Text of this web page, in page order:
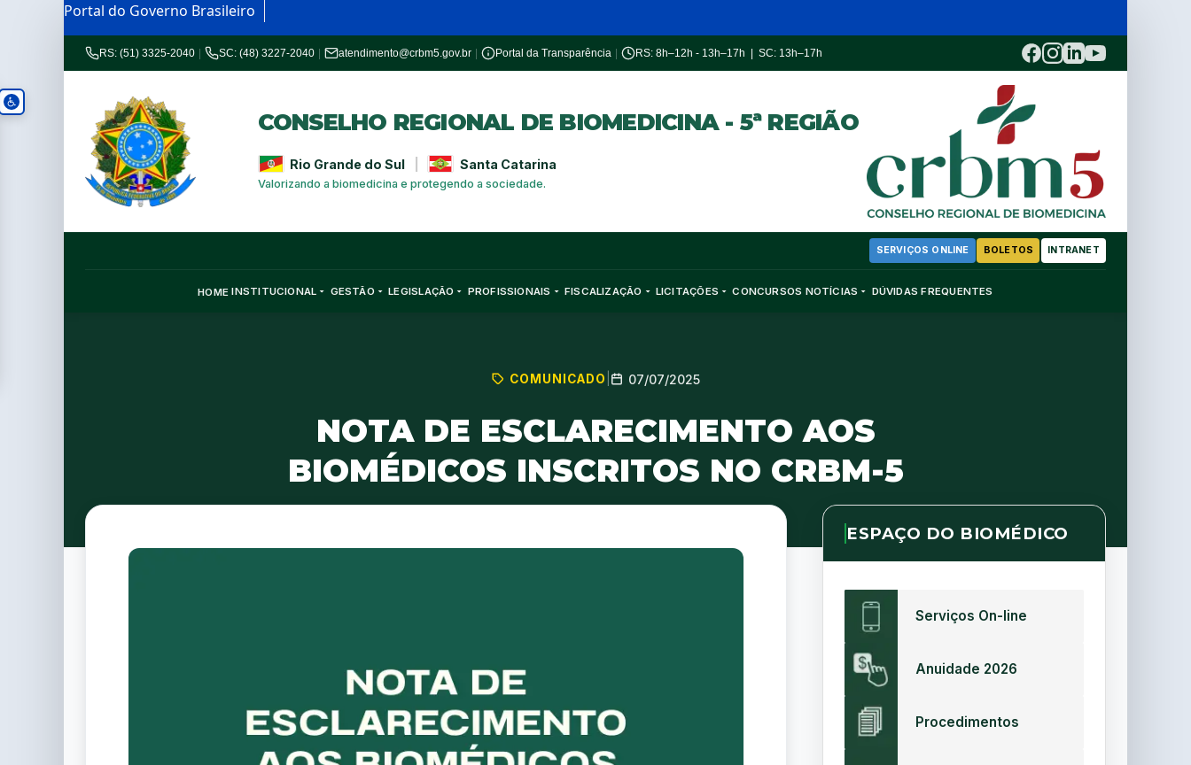
Portal do Governo Brasileiro
RS: (51) 3325-2040 | SC: (48) 3227-2040 | atendimento@crbm5.gov.br | Portal da Transparência | RS: 8h–12h - 13h–17h | SC: 13h–17h
CONSELHO REGIONAL DE BIOMEDICINA - 5ª REGIÃO
Rio Grande do Sul Santa Catarina
Valorizando a biomedicina e protegendo a sociedade.
SERVIÇOS ONLINE BOLETOS INTRANET
HOME INSTITUCIONAL GESTÃO LEGISLAÇÃO PROFISSIONAIS FISCALIZAÇÃO LICITAÇÕES CONCURSOS NOTÍCIAS DÚVIDAS FREQUENTES
COMUNICADO 07/07/2025
NOTA DE ESCLARECIMENTO AOS
BIOMÉDICOS INSCRITOS NO CRBM-5
ESPAÇO DO BIOMÉDICO
Serviços On-line
Anuidade 2026
Procedimentos